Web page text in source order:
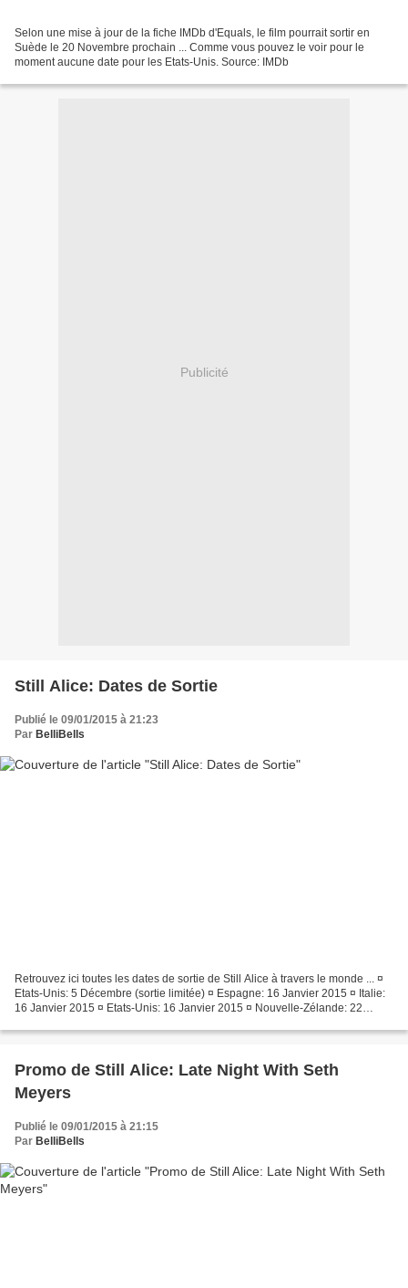
Selon une mise à jour de la fiche IMDb d'Equals, le film pourrait sortir en
Suède le 20 Novembre prochain ... Comme vous pouvez le voir pour le
moment aucune date pour les Etats-Unis. Source: IMDb
Publicité
Still Alice: Dates de Sortie
Publié le 09/01/2015 à 21:23
Par BelliBells
Retrouvez ici toutes les dates de sortie de Still Alice à travers le monde ... ¤
Etats-Unis: 5 Décembre (sortie limitée) ¤ Espagne: 16 Janvier 2015 ¤ Italie:
16 Janvier 2015 ¤ Etats-Unis: 16 Janvier 2015 ¤ Nouvelle-Zélande: 22
Promo de Still Alice: Late Night With Seth
Meyers
Publié le 09/01/2015 à 21:15
Par BelliBells